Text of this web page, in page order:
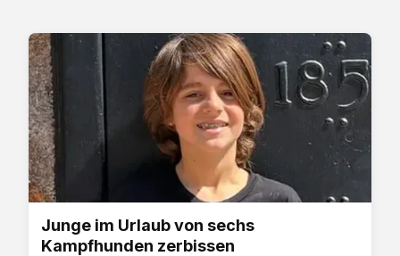
Junge im Urlaub von sechs
Kampfhunden zerbissen